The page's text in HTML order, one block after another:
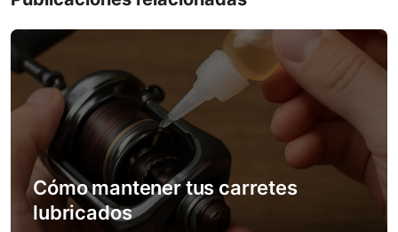
n
a
v
i
Cómo mantener tus carretes
lubricados